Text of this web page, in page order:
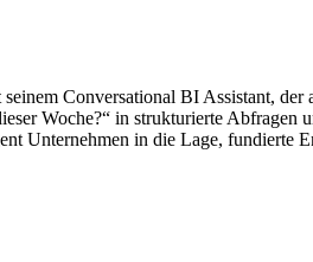
Conversational BI Assistant,
Woche?“ in strukturierte
Unternehmen in die Lage, fundierte